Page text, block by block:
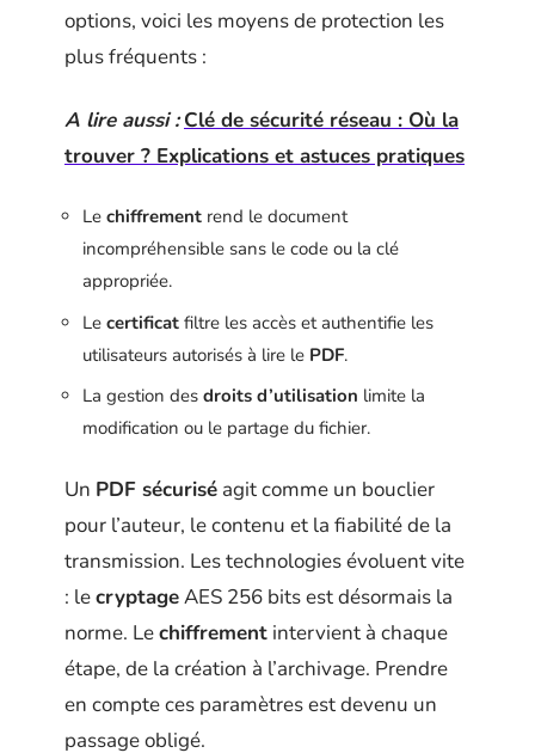
options, voici les moyens de protection les
plus fréquents :
A lire aussi : Clé de sécurité réseau : Où la
trouver ? Explications et astuces pratiques
Le chiffrement rend le document
incompréhensible sans le code ou la clé
appropriée.
Le certificat filtre les accès et authentifie les
utilisateurs autorisés à lire le PDF.
La gestion des droits d’utilisation limite la
modification ou le partage du fichier.
Un PDF sécurisé agit comme un bouclier
pour l’auteur, le contenu et la fiabilité de la
transmission. Les technologies évoluent vite
: lecryptageAES 256 bits est désormais la
norme. Lechiffrement intervient à chaque
étape, de la création à l’archivage. Prendre
en compte ces paramètres est devenu un
passage obligé.